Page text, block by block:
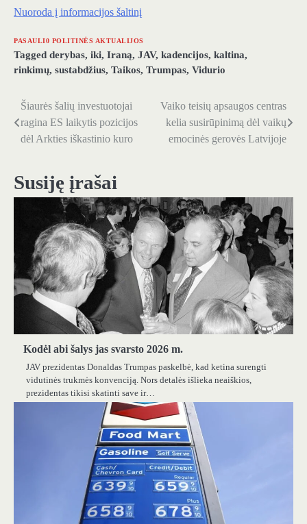
Nuoroda į informacijos šaltinį
PASAULI0 POLITINĖS AKTUALIJOS
Tagged derybas, iki, Iraną, JAV, kadencijos, kaltina,
rinkimų, sustabdžius, Taikos, Trumpas, Vidurio
Navigacija
tarp
Šiaurės šalių investuotojai
ragina ES laikytis pozicijos
dėl Arkties iškastinio kuro
Vaiko teisių apsaugos centras
kelia susirūpinimą dėl vaikų
emocinės gerovės Latvijoje
Susiję įrašai
Kodėl abi šalys jas svarsto 2026 m.
JAV prezidentas Donaldas Trumpas paskelbė, kad ketina surengti
vidutinės trukmės konvenciją. Nors detalės išlieka neaiškios,
prezidentas tikisi skatinti save ir…